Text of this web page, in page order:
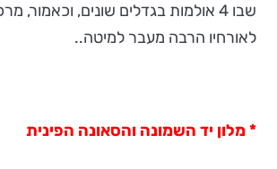
שבו 4 אולמות בגדלים שונים,
לאורחיו הרבה מעבר למיטה..
* מלון יד השמונה והסאונה הפינית